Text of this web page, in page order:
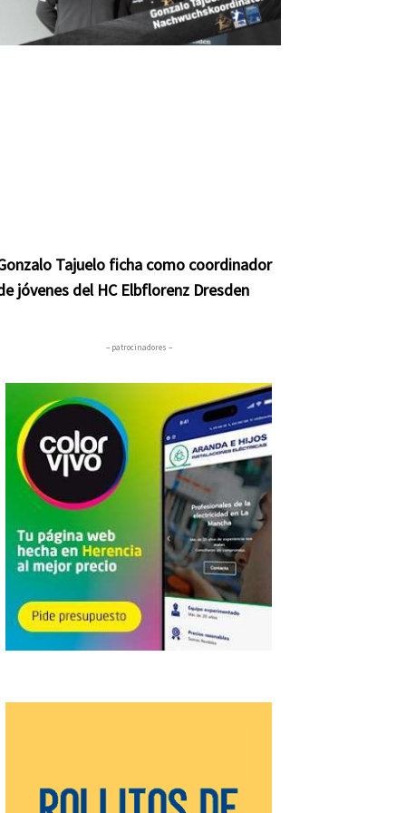
Tajuelo ficha como coordinador
jóvenes del HC Elbflorenz Dresden
– patrocinadores –